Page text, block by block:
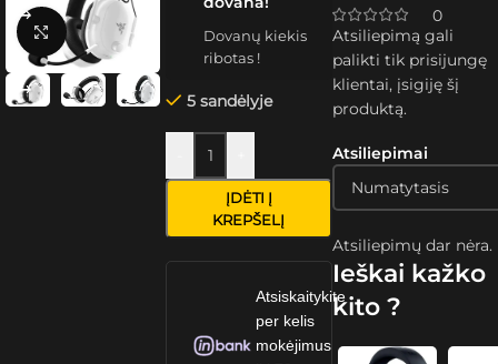
Spustelėkite, kad padidintumėte
Dovanų kiekis
ribotas !
5 sandėlyje
ĮDĖTI Į
KREPŠELĮ
Atsiskaitykite
per kelis
mokėjimus
0
Atsiliepimai
Atsiliepimų dar nėra.
Atsiliepimą gali
palikti tik prisijungę
klientai, įsigiję šį
produktą.
Ieškai kažko
kito ?